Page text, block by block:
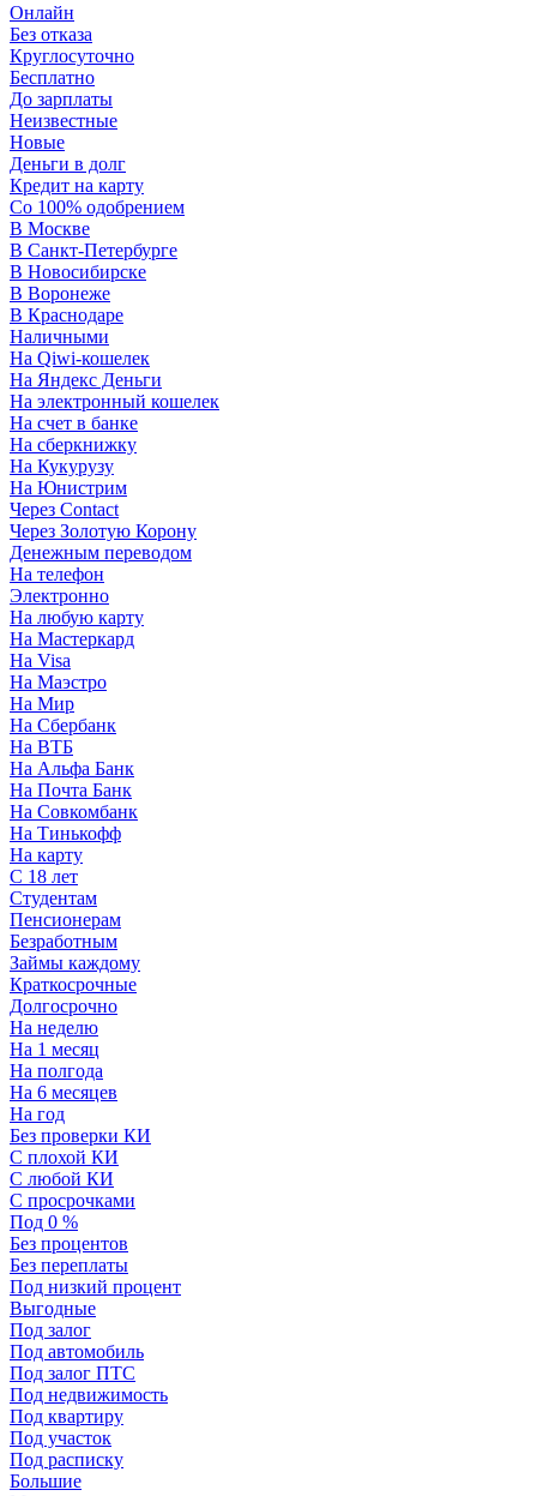
Онлайн
Без отказа
Круглосуточно
Бесплатно
До зарплаты
Неизвестные
Новые
Деньги в долг
Кредит на карту
Со 100% одобрением
В Москве
В Санкт-Петербурге
В Новосибирске
В Воронеже
В Краснодаре
Наличными
На Qiwi-кошелек
На Яндекс Деньги
На электронный кошелек
На счет в банке
На сберкнижку
На Кукурузу
На Юнистрим
Через Contact
Через Золотую Корону
Денежным переводом
На телефон
Электронно
На любую карту
На Мастеркард
На Visa
На Маэстро
На Мир
На Сбербанк
На ВТБ
На Альфа Банк
На Почта Банк
На Совкомбанк
На Тинькофф
На карту
С 18 лет
Студентам
Пенсионерам
Безработным
Займы каждому
Краткосрочные
Долгосрочно
На неделю
На 1 месяц
На полгода
На 6 месяцев
На год
Без проверки КИ
С плохой КИ
С любой КИ
С просрочками
Под 0 %
Без процентов
Без переплаты
Под низкий процент
Выгодные
Под залог
Под автомобиль
Под залог ПТС
Под недвижимость
Под квартиру
Под участок
Под расписку
Большие